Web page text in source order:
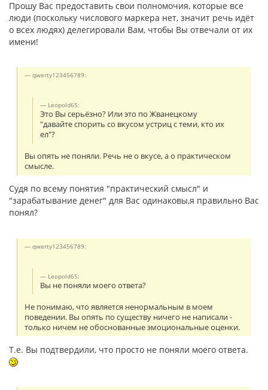
Прошу Вас предоставить свои полномочия, которые все
люди (поскольку числового маркера нет, значит речь идёт
о всех людях) делегировали Вам, чтобы Вы отвечали от их
имени!
qwerty123456789:
Leopold65:
Это Вы серьёзно? Или это по Жванецкому
"давайте спорить со вкусом устриц с теми, кто их
ел"?
Вы опять не поняли. Речь не о вкусе, а о практическом
смысле.
Судя по всему понятия "практический смысл" и
"зарабатывание денег" для Вас одинаковы,я правильно Вас
понял?
qwerty123456789:
Leopold65:
Вы не поняли моего ответа?
Не понимаю, что является ненормальным в моем
поведении. Вы опять по существу ничего не написали -
только ничем не обоснованные эмоциональные оценки.
Т.е. Вы подтвердили, что просто не поняли моего ответа.